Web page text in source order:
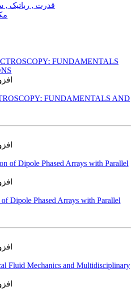
قدرت , رباتیک ,
FUNDAMENTALS AND
Dipole Phased Arrays with Parallel